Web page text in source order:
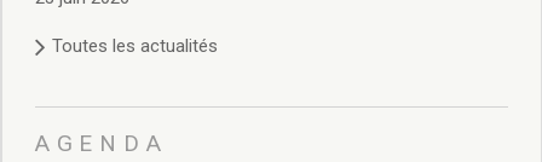
Délibérations 2025
Délibérations 2022
Toutes les actualités
AGENDA